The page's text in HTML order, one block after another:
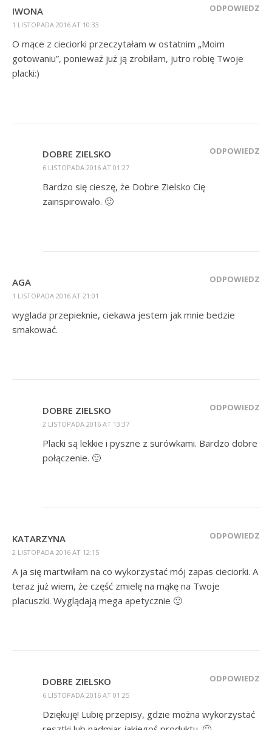
IWONA
1 LISTOPADA 2016 AT 10:33
ODPOWIEDZ
O mące z cieciorki przeczytałam w ostatnim „Moim
gotowaniu”, ponieważ już ją zrobiłam, jutro robię Twoje
placki:)
DOBRE ZIELSKO
6 LISTOPADA 2016 AT 01:27
ODPOWIEDZ
Bardzo się cieszę, że Dobre Zielsko Cię
zainspirowało. 🙂
AGA
1 LISTOPADA 2016 AT 21:01
ODPOWIEDZ
wyglada przepieknie, ciekawa jestem jak mnie bedzie
smakować.
DOBRE ZIELSKO
2 LISTOPADA 2016 AT 13:37
ODPOWIEDZ
Placki są lekkie i pyszne z surówkami. Bardzo dobre
połączenie. 🙂
KATARZYNA
2 LISTOPADA 2016 AT 12:15
ODPOWIEDZ
A ja się martwiłam na co wykorzystać mój zapas cieciorki. A
teraz już wiem, że część zmielę na mąkę na Twoje
placuszki. Wyglądają mega apetycznie 🙂
DOBRE ZIELSKO
6 LISTOPADA 2016 AT 01:25
ODPOWIEDZ
Dziękuję! Lubię przepisy, gdzie można wykorzystać